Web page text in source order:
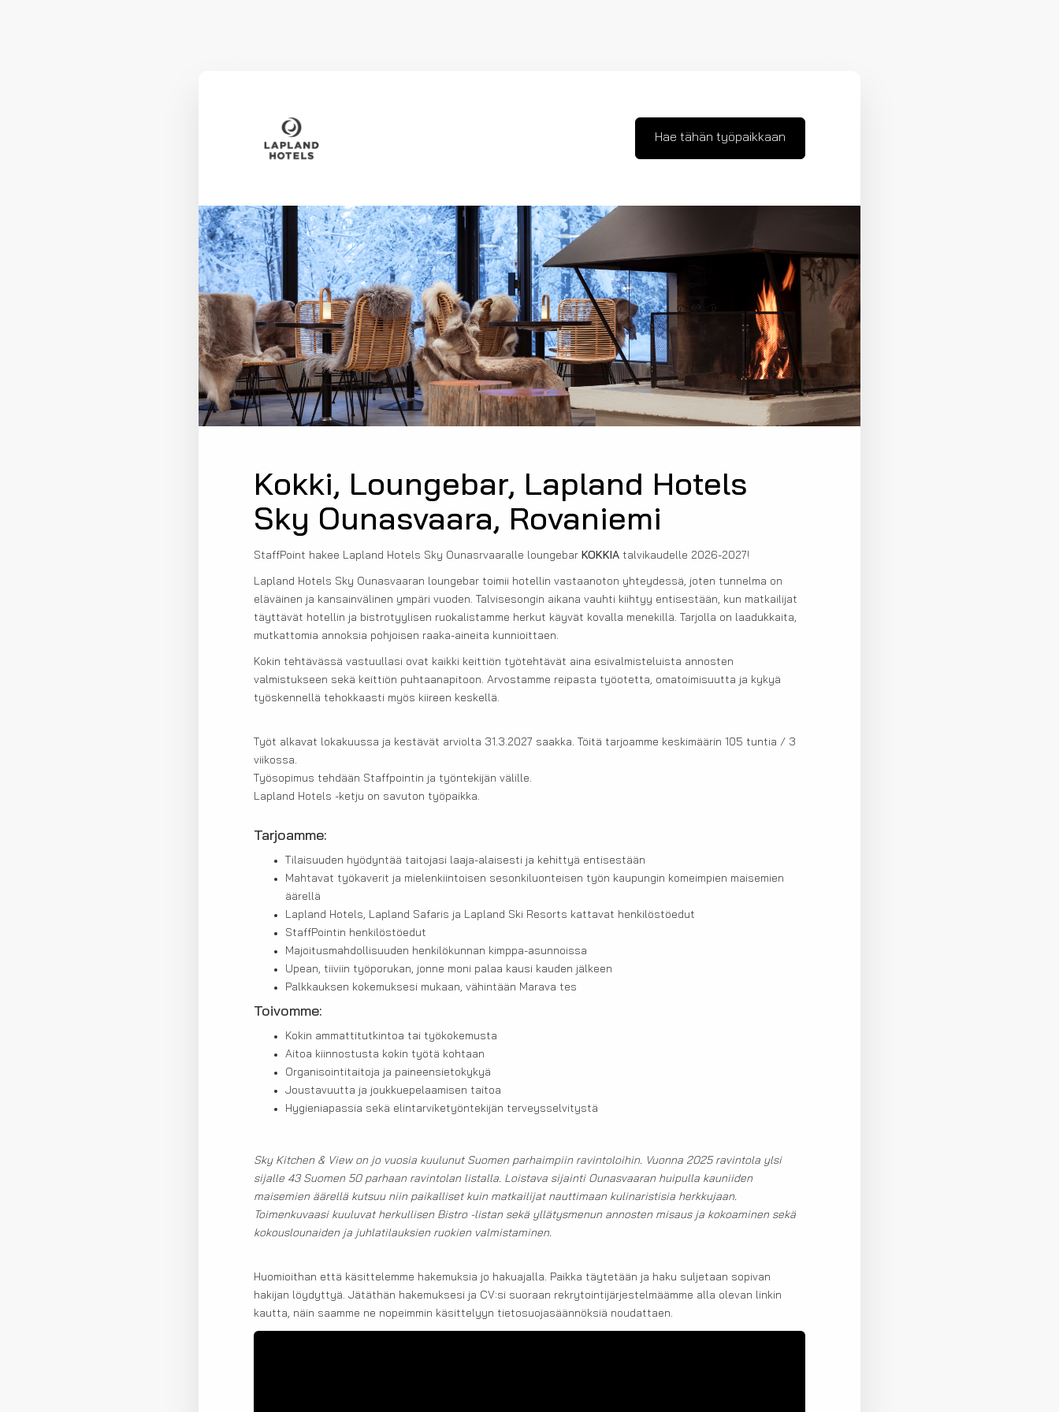
Hae tähän työpaikkaan
Kokki, Loungebar, Lapland Hotels
Sky Ounasvaara, Rovaniemi
StaffPoint hakee Lapland Hotels Sky Ounasrvaaralle loungebar KOKKIA talvikaudelle 2026-2027!
Lapland Hotels Sky Ounasvaaran loungebar toimii hotellin vastaanoton yhteydessä, joten tunnelma on
eläväinen ja kansainvälinen ympäri vuoden. Talvisesongin aikana vauhti kiihtyy entisestään, kun matkailijat
täyttävät hotellin ja bistrotyylisen ruokalistamme herkut käyvät kovalla menekillä. Tarjolla on laadukkaita,
mutkattomia annoksia pohjoisen raaka-aineita kunnioittaen.
Kokin tehtävässä vastuullasi ovat kaikki keittiön työtehtävät aina esivalmisteluista annosten
valmistukseen sekä keittiön puhtaanapitoon. Arvostamme reipasta työotetta, omatoimisuutta ja kykyä
työskennellä tehokkaasti myös kiireen keskellä.
Työt alkavat lokakuussa ja kestävät arviolta 31.3.2027 saakka. Töitä tarjoamme keskimäärin 105 tuntia / 3
viikossa.
Työsopimus tehdään Staffpointin ja työntekijän välille.
Lapland Hotels -ketju on savuton työpaikka.
Tarjoamme:
Tilaisuuden hyödyntää taitojasi laaja-alaisesti ja kehittyä entisestään
Mahtavat työkaverit ja mielenkiintoisen sesonkiluonteisen työn kaupungin komeimpien maisemien
äärellä
Lapland Hotels, Lapland Safaris ja Lapland Ski Resorts kattavat henkilöstöedut
StaffPointin henkilöstöedut
Majoitusmahdollisuuden henkilökunnan kimppa-asunnoissa
Upean, tiiviin työporukan, jonne moni palaa kausi kauden jälkeen
Palkkauksen kokemuksesi mukaan, vähintään Marava tes
Toivomme:
Kokin ammattitutkintoa tai työkokemusta
Aitoa kiinnostusta kokin työtä kohtaan
Organisointitaitoja ja paineensietokykyä
Joustavuutta ja joukkuepelaamisen taitoa
Hygieniapassia sekä elintarviketyöntekijän terveysselvitystä
Sky Kitchen & View on jo vuosia kuulunut Suomen parhaimpiin ravintoloihin. Vuonna 2025 ravintola ylsi
sijalle 43 Suomen 50 parhaan ravintolan listalla. Loistava sijainti Ounasvaaran huipulla kauniiden
maisemien äärellä kutsuu niin paikalliset kuin matkailijat nauttimaan kulinaristisia herkkujaan.
Toimenkuvaasi kuuluvat herkullisen Bistro -listan sekä yllätysmenun annosten misaus ja kokoaminen sekä
kokouslounaiden ja juhlatilauksien ruokien valmistaminen.
Huomioithan että käsittelemme hakemuksia jo hakuajalla. Paikka täytetään ja haku suljetaan sopivan
hakijan löydyttyä. Jätäthän hakemuksesi ja CV:si suoraan rekrytointijärjestelmäämme alla olevan linkin
kautta, näin saamme ne nopeimmin käsittelyyn tietosuojasäännöksiä noudattaen.